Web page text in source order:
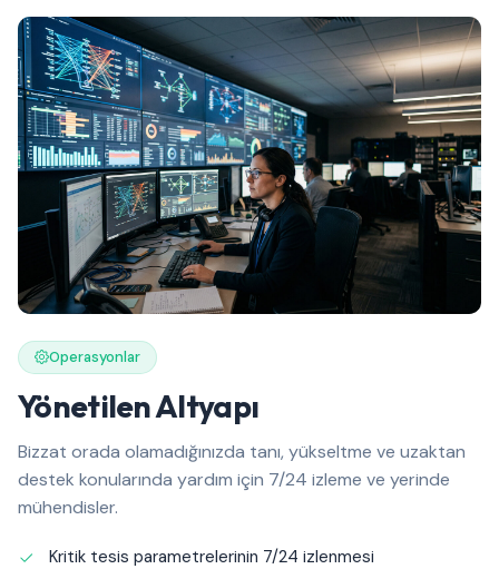
Operasyonlar
Yönetilen Altyapı
Bizzat orada olamadığınızda tanı, yükseltme ve uzaktan
destek konularında yardım için 7/24 izleme ve yerinde
mühendisler.
Kritik tesis parametrelerinin 7/24 izlenmesi